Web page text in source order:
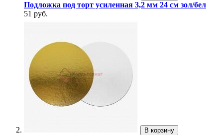
Подложка под торт усиленная 3,2 мм 24 см зол/бел
51 руб.
В корзину